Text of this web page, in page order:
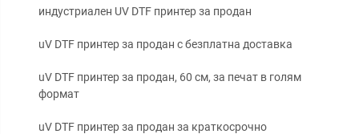
индустриален UV DTF принтер за продан
uV DTF принтер за продан с безплатна доставка
uV DTF принтер за продан, 60 см, за печат в голям
формат
uV DTF принтер за продан за краткосрочно